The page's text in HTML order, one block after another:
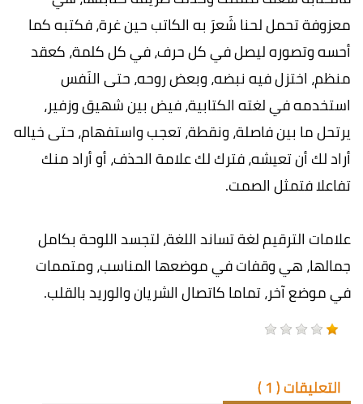
معزوفة تحمل لحنا شَعرَ به الكاتب حين غرة، فكتبه كما
أحسه وتصوره ليصل في كل حرف، في كل كلمة، كعقد
منظم، اختزل فيه نبضه، وبعض روحه، حتى النَفس
استخدمه في لغته الكتابية، فيض بين شهيق وزفير،
يرتحل ما بين فاصلة، ونقطة، تعجب واستفهام، حتى خياله
أراد لك أن تعيشه، فترك لك علامة الحذف، أو أراد منك
تفاعلا فتمثل الصمت.
علامات الترقيم لغة تساند اللغة، لتجسد اللوحة بكامل
جمالها، هي وقفات في موضعها المناسب، ومتممات
في موضع آخر، تماما كاتصال الشريان والوريد بالقلب.
التعليقات (1
)